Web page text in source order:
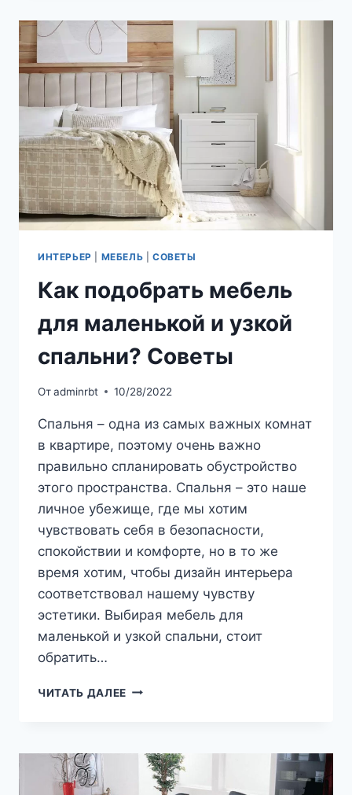
ПРЕИМУЩЕСТВА,
СТИЛЬ
И
СОВЕТЫ
ПО
ВЫБОРУ
ИНТЕРЬЕР МЕБЕЛЬ СОВЕТЫ
Как подобрать мебель
для маленькой и узкой
спальни? Советы
Отadminrbt 10/28/2022
Спальня – одна из самых важных комнат
в квартире, поэтому очень важно
правильно спланировать обустройство
этого пространства. Спальня – это наше
личное убежище, где мы хотим
чувствовать себя в безопасности,
спокойствии и комфорте, но в то же
время хотим, чтобы дизайн интерьера
соответствовал нашему чувству
эстетики. Выбирая мебель для
маленькой и узкой спальни, стоит
обратить…
ЧИТАТЬ ДАЛЕЕ КАК
МАЛЕНЬКОЙ
УЗКОЙ